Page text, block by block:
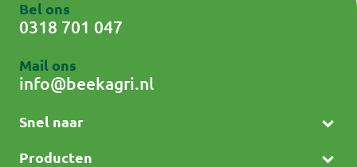
Snel naar
Producten
Bel ons
0318 701 047
Mail ons
info@beekagri.nl